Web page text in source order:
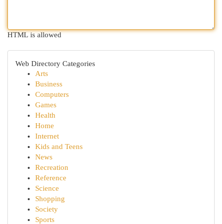
HTML is allowed
Web Directory Categories
Arts
Business
Computers
Games
Health
Home
Internet
Kids and Teens
News
Recreation
Reference
Science
Shopping
Society
Sports